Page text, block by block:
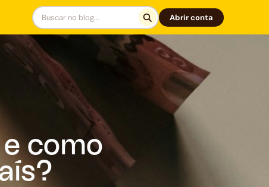
Abrir conta
como